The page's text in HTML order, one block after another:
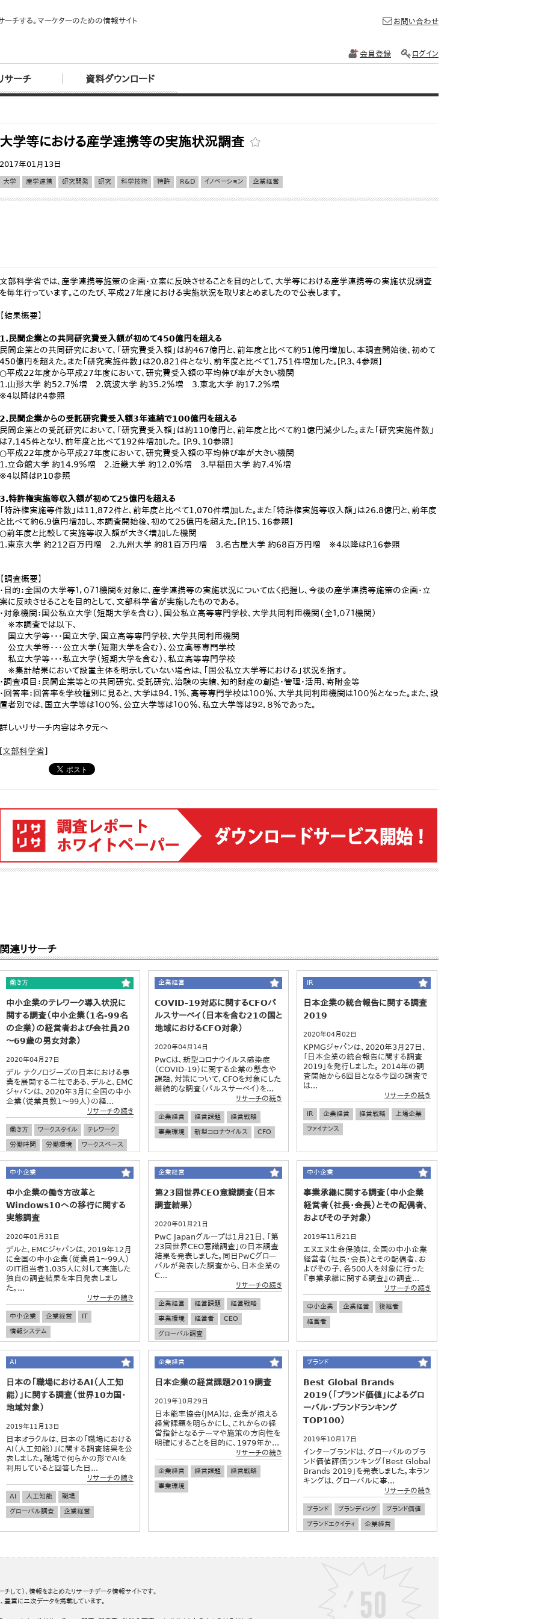
ーチする。マーケターのための情報サイト
サーチ 資料ダウンロード
お問い合わせ
会員登録 ログイン
大学等における産学連携等の実施状況調査
2017年01月13日
大学 産学連携 研究開発 研究 科学技術 特許 R&D イノベーション 企業経営
文部科学省では、産学連携等施策の企画・立案に反映させることを目的として、大学等における産学連携等の実施状況調査
を毎年行っています。このたび、平成27年度における実施状況を取りまとめましたので公表します。
【結果概要】
1.民間企業との共同研究費受入額が初めて450億円を超える
民間企業との共同研究において、「研究費受入額」は約467億円と、前年度と比べて約51億円増加し、本調査開始後、初めて
450億円を超えた。また「研究実施件数」は20,821件となり、前年度と比べて1,751件増加した。[P.3、4参照]
○平成22年度から平成27年度において、研究費受入額の平均伸び率が大きい機関
1.山形大学 約52.7％増 2.筑波大学 約35.2％増 3.東北大学 約17.2％増
※4以降はP.4参照
2.民間企業からの受託研究費受入額3年連続で100億円を超える
民間企業との受託研究において、「研究費受入額」は約110億円と、前年度と比べて約1億円減少した。また「研究実施件数」
は7,145件となり、前年度と比べて192件増加した。 [P.9、10参照]
○平成22年度から平成27年度において、研究費受入額の平均伸び率が大きい機関
1.立命館大学 約14.9％増 2.近畿大学 約12.0％増 3.早稲田大学 約7.4％増
※4以降はP.10参照
3.特許権実施等収入額が初めて25億円を超える
「特許権実施等件数」は11,872件と、前年度と比べて1,070件増加した。また「特許権実施等収入額」は26.8億円と、前年度
と比べて約6.9億円増加し、本調査開始後、初めて25億円を超えた。[P.15、16参照]
○前年度と比較して実施等収入額が大きく増加した機関
1.東京大学 約212百万円増 2.九州大学 約81百万円増 3.名古屋大学 約68百万円増 ※4以降はP.16参照
【調査概要】
・目的：全国の大学等１，０７１機関を対象に、産学連携等の実施状況について広く把握し、今後の産学連携等施策の企画・立
案に反映させることを目的として、文部科学省が実施したものである。
・対象機関：国公私立大学（短期大学を含む）、国公私立高等専門学校、大学共同利用機関（全１,０７１機関）
※本調査では以下、
国立大学等・・・国立大学、国立高等専門学校、大学共同利用機関
公立大学等・・・公立大学（短期大学を含む）、公立高等専門学校
私立大学等・・・私立大学（短期大学を含む）、私立高等専門学校
※集計結果において設置主体を明示していない場合は、「国公私立大学等における」状況を指す。
・調査項目：民間企業等との共同研究、受託研究、治験の実績、知的財産の創造・管理・活用、寄附金等
・回答率：回答率を学校種別に見ると、大学は９４．１％、高等専門学校は１００％、大学共同利用機関は１００％となった。また、設
置者別では、国立大学等は１００％、公立大学等は１００％、私立大学等は９２．８％であった。
詳しいリサーチ内容はネタ元へ
[文部科学省]
関連リサーチ
働き方
中小企業のテレワーク導入状況に
関する調査（中小企業（1名-99名
の企業）の経営者および会社員20
～69歳の男女対象）
2020年04月27日
デル テクノロジーズの日本における事
業を展開する二社である、デルと、EMC
ジャパンは、2020年3月に全国の中小
企業（従業員数1～99人）の経...
リサーチの続き
働き方 ワークスタイル
テレワーク
労働時間
労働環境
ワークスペース
中小企業
企業経営
企業経営
COVID-19対応に関するCFOパ
ルスサーベイ（日本を含む21の国と
地域におけるCFO対象）
2020年04月14日
PwCは、新型コロナウイルス感染症
（COVID-19）に関する企業の懸念や
課題、対策について、CFOを対象にした
継続的な調査（パルスサーベイ）を...
リサーチの続き
企業経営 経営課題
経営戦略
事業環境
新型コロナウイルス CFO
IR
日本企業の統合報告に関する調査
2019
2020年04月02日
KPMGジャパンは、2020年3月27日、
「日本企業の統合報告に関する調査
2019」を発行しました。 2014年の調
査開始から6回目となる今回の調査で
は...
リサーチの続き
IR 企業経営 経営戦略
上場企業
ファイナンス
中小企業
中小企業の働き方改革と
Windows10への移行に関する
実態調査
2020年01月31日
デルと、EMCジャパンは、2019年12月
に全国の中小企業（従業員1～99人）
のIT担当者1,035人に対して実施した
独自の調査結果を本日発表しまし
た。...
リサーチの続き
中小企業 企業経営
IT
情報システム
企業経営
第23回世界CEO意識調査（日本
調査結果）
2020年01月21日
PwC Japanグループは1月21日、「第
23回世界CEO意識調査」の日本調査
結果を発表しました。同日PwCグロー
バルが発表した調査から、日本企業の
C...
リサーチの続き
企業経営 経営課題
経営戦略
事業環境
経営者
CEO
グローバル調査
中小企業
事業承継に関する調査（中小企業
経営者（社長・会長）とその配偶者、
およびその子対象）
2019年11月21日
エヌエヌ生命保険は、全国の中小企業
経営者（社長・会長）とその配偶者、お
よびその子、各500人を対象に行った
『事業承継に関する調査』の調査...
リサーチの続き
中小企業 企業経営
後継者
経営者
AI
日本の「職場におけるAI（人工知
能）」に関する調査（世界10カ国・
地域対象）
2019年11月13日
日本オラクルは、日本の「職場における
AI（人工知能）」に関する調査結果を公
表しました。職場で何らかの形でAIを
利用していると回答した日...
リサーチの続き
AI 人工知能
職場
グローバル調査
企業経営
企業経営
日本企業の経営課題2019調査
2019年10月29日
日本能率協会(JMA)は、企業が抱える
経営課題を明らかにし、これからの経
営指針となるテーマや施策の方向性を
明確にすることを目的に、1979年か...
リサーチの続き
企業経営 経営課題
経営戦略
事業環境
ブランド
Best Global Brands
2019（「ブランド価値」によるグロ
ーバル・ブランドランキング
TOP100）
2019年10月17日
インターブランドは、グローバルのブラ
ンド価値評価ランキング「Best Global
Brands 2019」を発表しました。本ラン
キングは、グローバルに事...
リサーチの続き
ブランド ブランディング
ブランド価値
ブランドエクイティ
企業経営
して）、情報をまとめたリサーチデータ情報サイトです。
富に二次データを掲載しています。